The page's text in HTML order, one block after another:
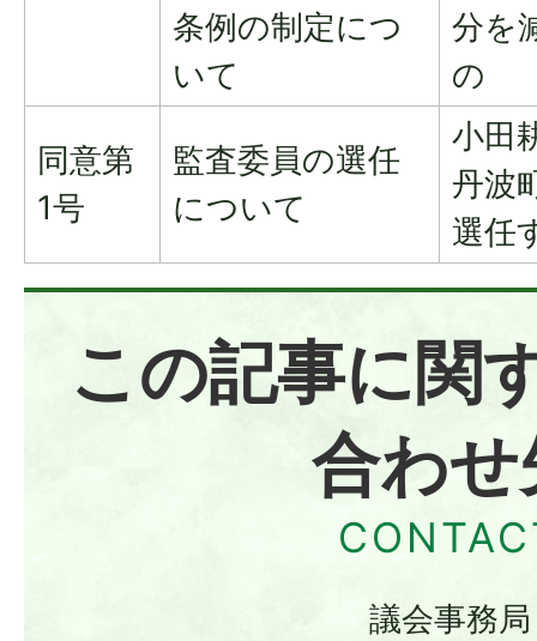
条例の制定につ
いて
分を
の
同意第
1号
監査委員の選任
について
小田
丹波
選任
この記事に関
合わせ
議会事務局